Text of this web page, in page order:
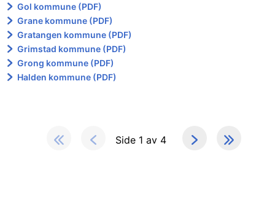
Gol kommune (PDF)
Grane kommune (PDF)
Gratangen kommune (PDF)
Grimstad kommune (PDF)
Grong kommune (PDF)
Halden kommune (PDF)
Side 1 av 4